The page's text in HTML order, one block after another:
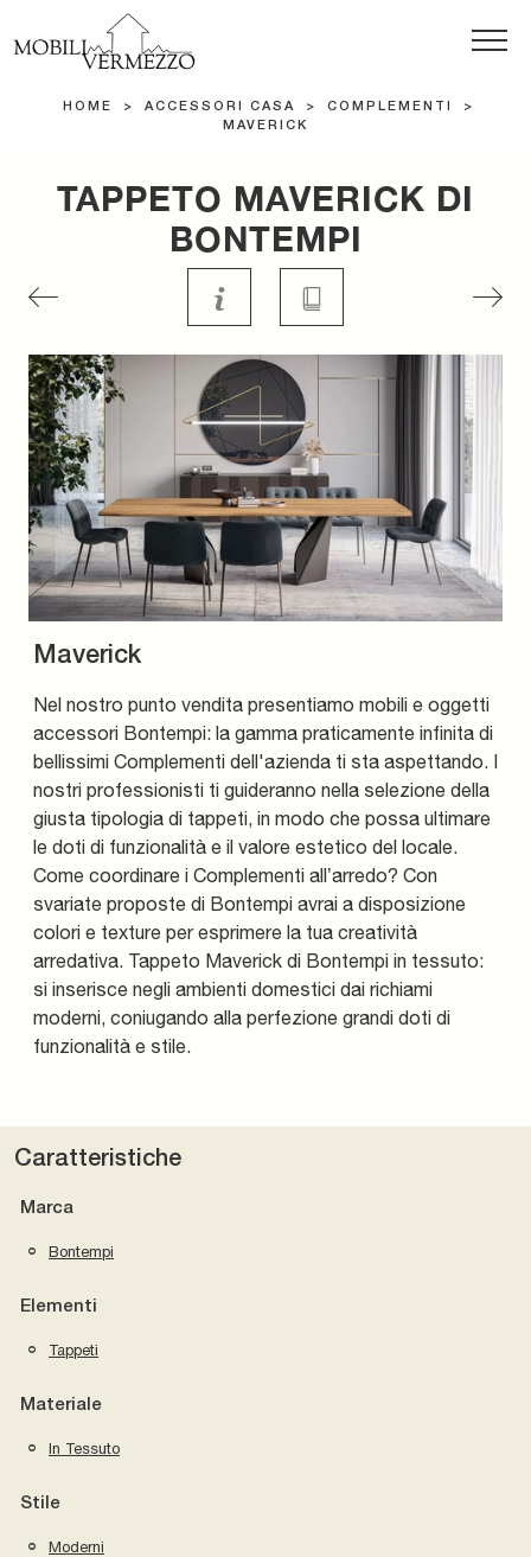
HOME > ACCESSORI CASA > COMPLEMENTI
>
MAVERICK
TAPPETO MAVERICK DI
BONTEMPI
Maverick
Nel nostro punto vendita presentiamo mobili e oggetti
accessori Bontempi: la gamma praticamente infinita di
bellissimi Complementi dell'azienda ti sta aspettando. I
nostri professionisti ti guideranno nella selezione della
giusta tipologia di tappeti, in modo che possa ultimare
le doti di funzionalità e il valore estetico del locale.
Come coordinare i Complementi all’arredo? Con
svariate proposte di Bontempi avrai a disposizione
colori e texture per esprimere la tua creatività
arredativa. Tappeto Maverick di Bontempi in tessuto:
si inserisce negli ambienti domestici dai richiami
moderni, coniugando alla perfezione grandi doti di
funzionalità e stile.
Caratteristiche
Marca
Bontempi
Elementi
Tappeti
Materiale
In Tessuto
Stile
Moderni